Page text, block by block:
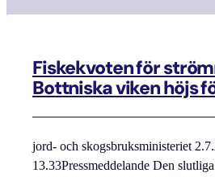
Fiskekvoten för
Bottniska viken höjs
jord- och skogsbruksministeriet
13.33Pressmeddelande Den